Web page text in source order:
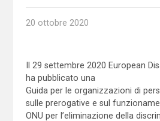
20 ottobre 2020
Il 29 settembre 2020 European
ha pubblicato una
Guida per le organizzazioni di
sulle prerogative e sul
ONU per l’eliminazione della